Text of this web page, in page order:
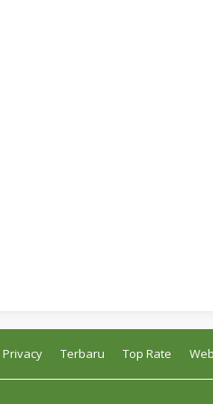
Privacy Terbaru Top Rate